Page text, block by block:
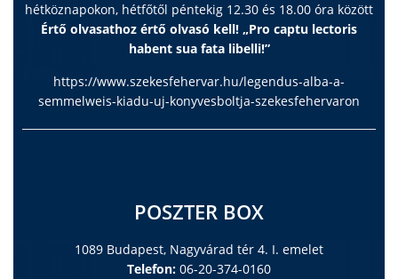
hétköznapokon, hétfőtől péntekig 12.30 és 18.00 óra között
Értő olvasathoz értő olvasó kell! „Pro captu lectoris
habent sua fata libelli!”
https://www.szekesfehervar.hu/legendus-alba-a-
semmelweis-kiadu-uj-konyvesboltja-szekesfehervaron
POSZTER BOX
1089 Budapest, Nagyvárad tér 4. I. emelet
Telefon: 06-20-374-0160